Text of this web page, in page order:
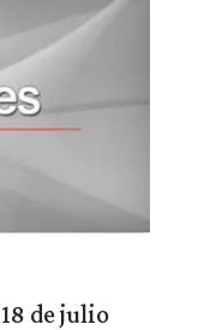
de julio